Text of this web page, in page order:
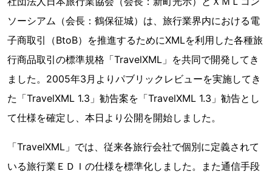
ソーシアム（会長：鶴保征城）は、旅行業界内における電
子商取引（BtoB）を推進するためにXMLを利用した各種旅
行商品取引の標準規格「TravelXML」を共同で開発してき
ました。2005年3月よりパブリックレビューを実施してき
た「TravelXML 1.3」勧告案を「TravelXML 1.3」勧告とし
て仕様を確定し、本日より公開を開始しました。
「TravelXML」では、従来各旅行会社で個別に定義されて
いる旅行業ＥＤＩの仕様を標準化しました。また通信手段